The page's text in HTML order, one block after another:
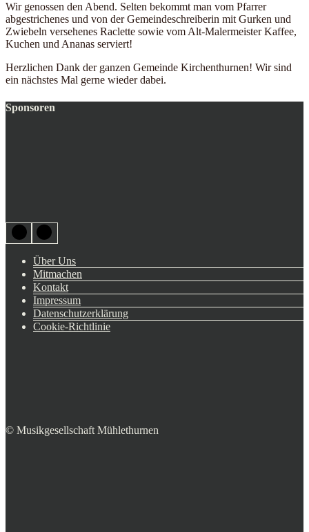
Wir genossen den Abend. Selten bekommt man vom Pfarrer
abgestrichenes und von der Gemeindeschreiberin mit Gurken und
Zwiebeln versehenes Raclette sowie vom Alt-Malermeister Kaffee,
Kuchen und Ananas serviert!
Herzlichen Dank der ganzen Gemeinde Kirchenthurnen! Wir sind
ein nächstes Mal gerne wieder dabei.
Sponsoren
Über Uns
Mitmachen
Kontakt
Impressum
Datenschutzerklärung
Cookie-Richtlinie
© Musikgesellschaft Mühlethurnen